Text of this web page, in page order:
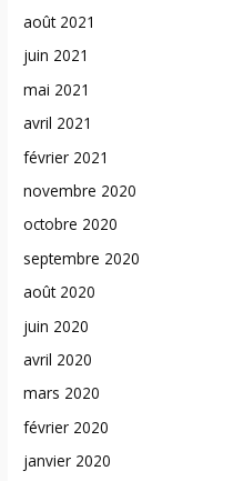
août 2021
juin 2021
mai 2021
avril 2021
février 2021
novembre 2020
octobre 2020
septembre 2020
août 2020
juin 2020
avril 2020
mars 2020
février 2020
janvier 2020